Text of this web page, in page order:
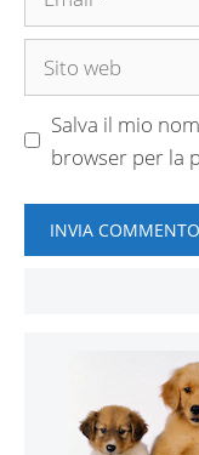
Sito
Salva il mio
browser per la